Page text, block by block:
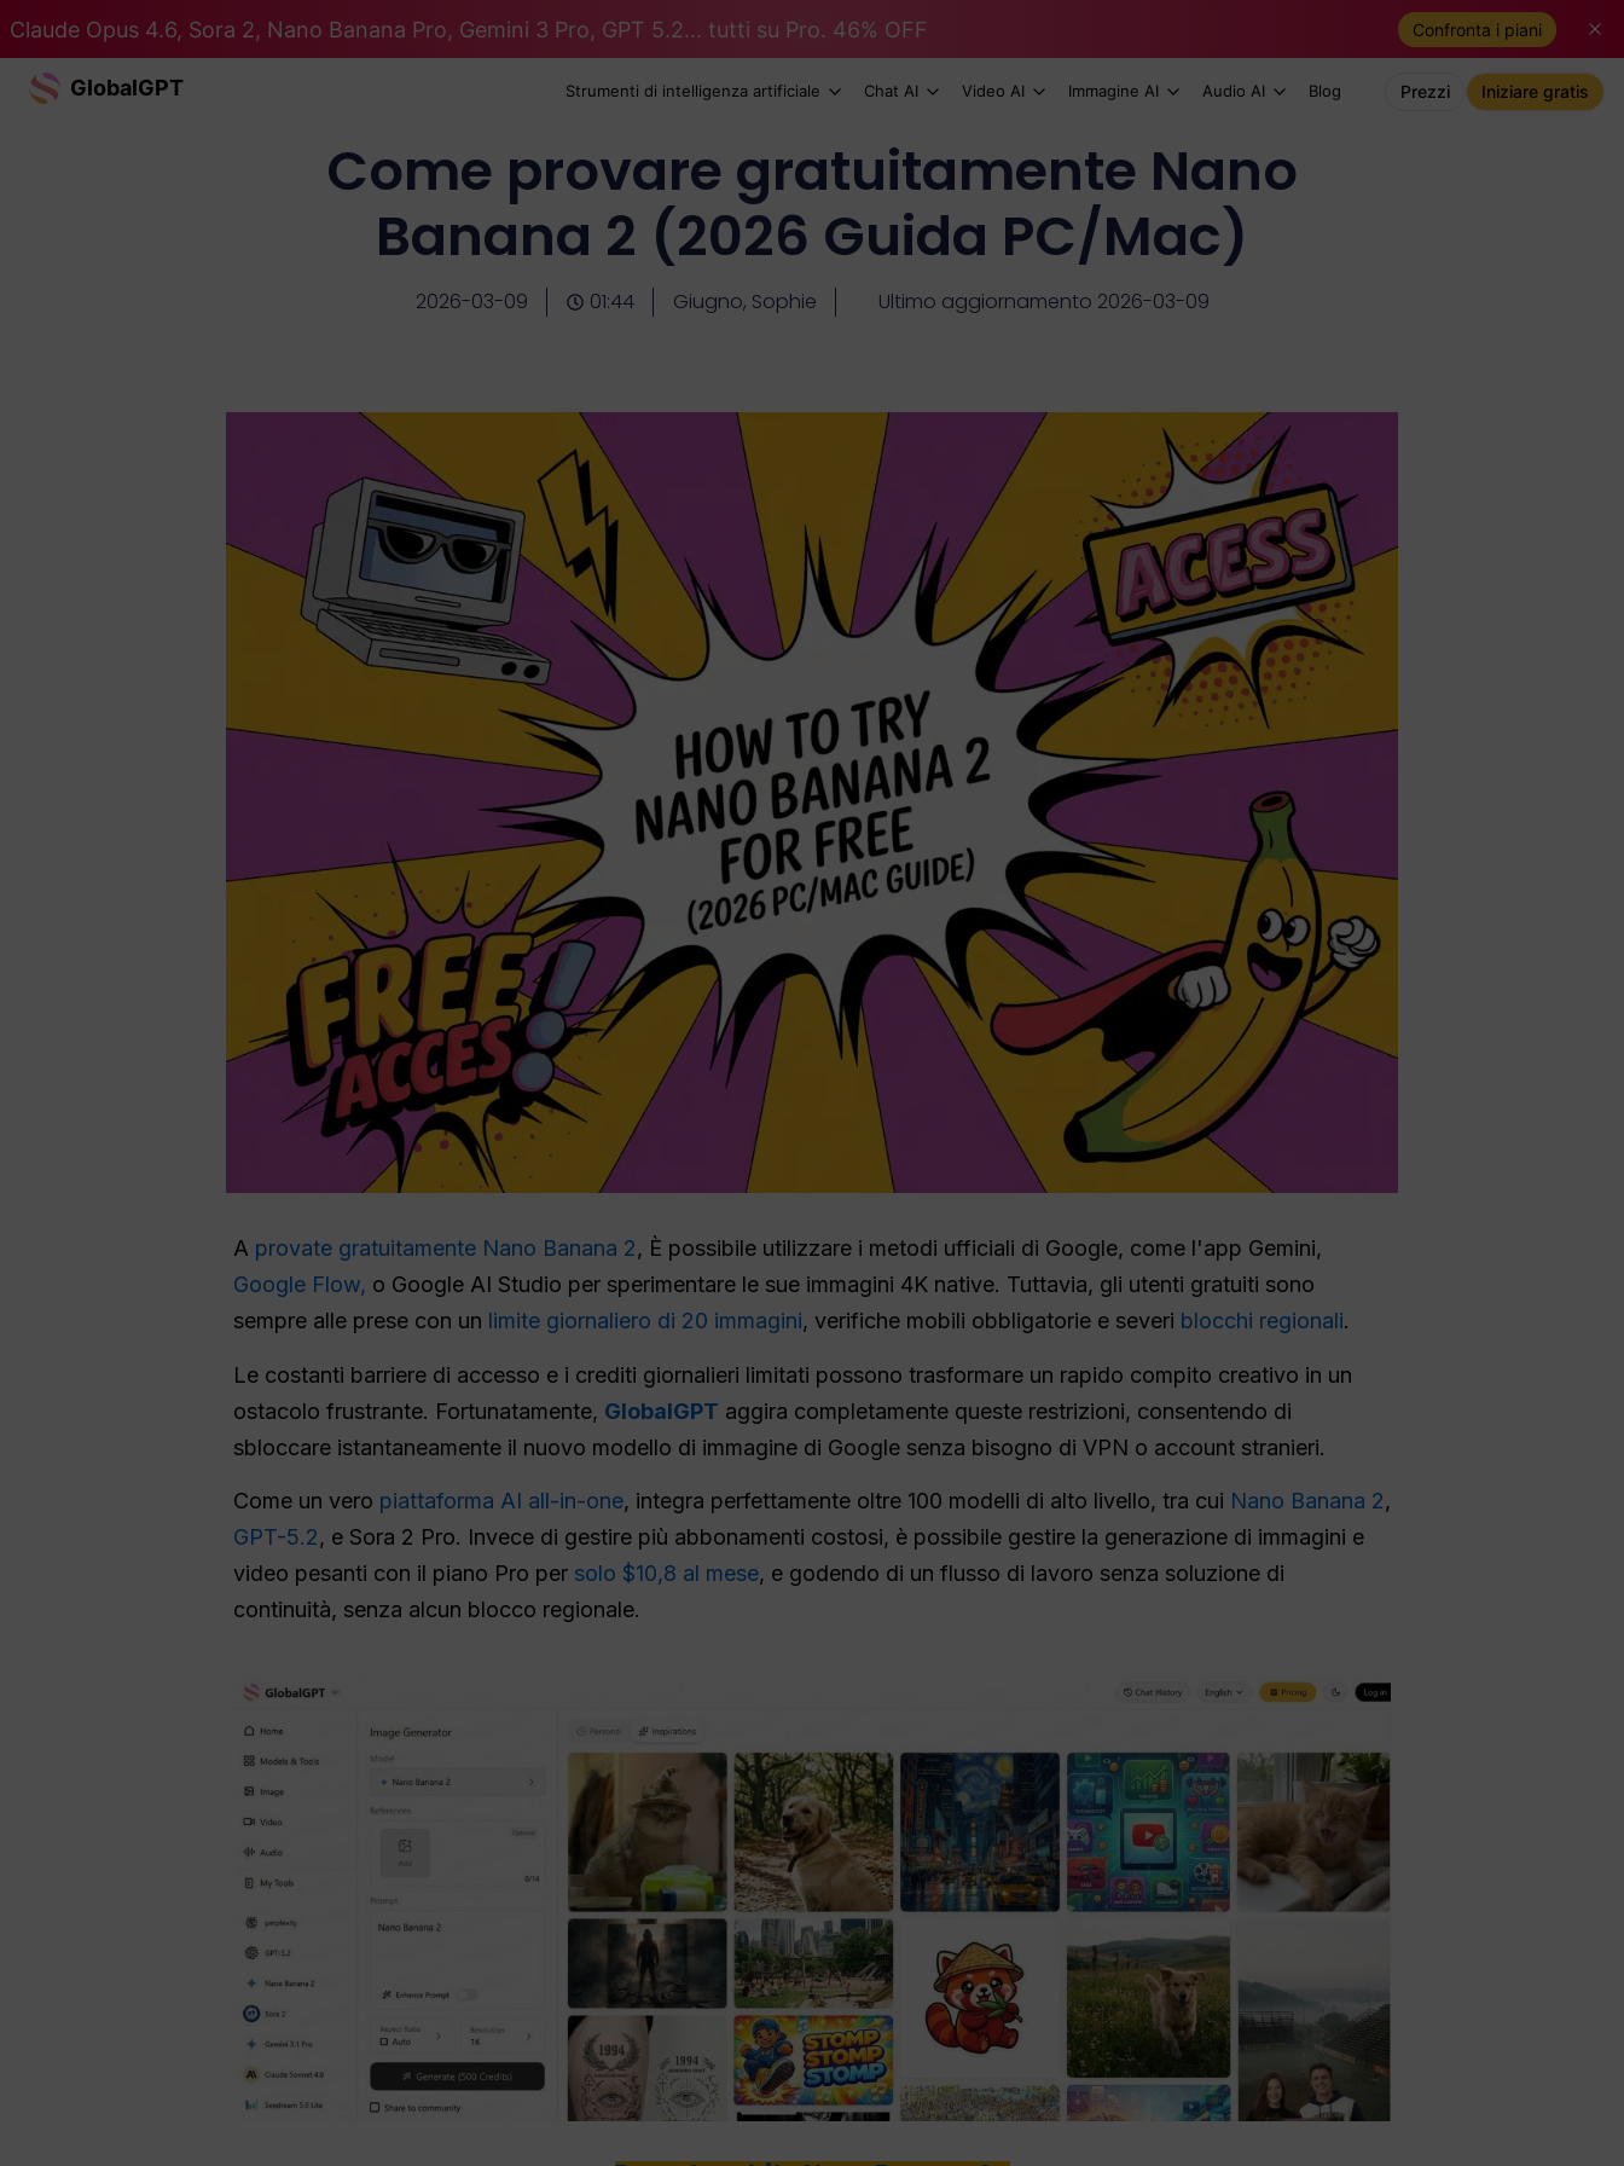
Claude Opus 4.6, Sora 2, Nano Banana Pro, Gemini 3 Pro, GPT 5.2... tutti su Pro. 46% OFF Confronta i piani
GlobalGPT Strumenti di intelligenza artificiale Chat AI Video AI Immagine AI Audio AI Blog Prezzi Iniziare gratis
Come provare gratuitamente Nano
Banana 2 (2026 Guida PC/Mac)
2026-03-09 01:44 Giugno, Sophie Ultimo aggiornamento 2026-03-09
A provate gratuitamente Nano Banana 2, È possibile utilizzare i metodi ufficiali di Google, come l'app Gemini,
Google Flow, o Google AI Studio per sperimentare le sue immagini 4K native. Tuttavia, gli utenti gratuiti sono
sempre alle prese con un limite giornaliero di 20 immagini, verifiche mobili obbligatorie e severi blocchi regionali.
Le costanti barriere di accesso e i crediti giornalieri limitati possono trasformare un rapido compito creativo in un
ostacolo frustrante. Fortunatamente, GlobalGPT aggira completamente queste restrizioni, consentendo di
sbloccare istantaneamente il nuovo modello di immagine di Google senza bisogno di VPN o account stranieri.
Come un vero piattaforma AI all-in-one, integra perfettamente oltre 100 modelli di alto livello, tra cui Nano Banana 2,
GPT-5.2, e Sora 2 Pro. Invece di gestire più abbonamenti costosi, è possibile gestire la generazione di immagini e
video pesanti con il piano Pro per solo $10,8 al mese, e godendo di un flusso di lavoro senza soluzione di
continuità, senza alcun blocco regionale.